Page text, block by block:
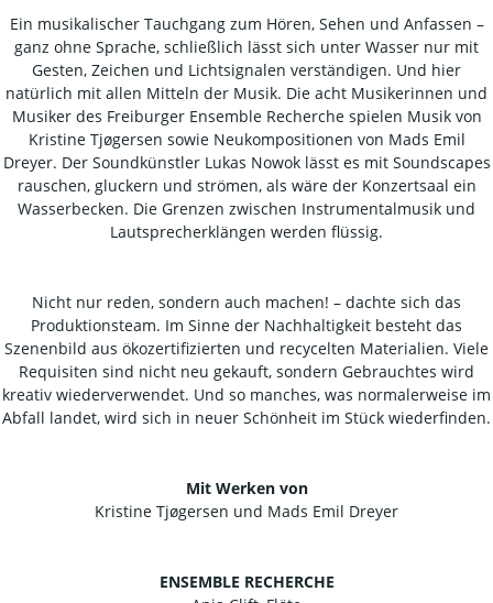
Ein musikalischer Tauchgang zum Hören, Sehen und Anfassen –
ganz ohne Sprache, schließlich lässt sich unter Wasser nur mit
Gesten, Zeichen und Lichtsignalen verständigen. Und hier
natürlich mit allen Mitteln der Musik. Die acht Musikerinnen und
Musiker des Freiburger Ensemble Recherche spielen Musik von
Kristine Tjøgersen sowie Neukompositionen von Mads Emil
Dreyer. Der Soundkünstler Lukas Nowok lässt es mit Soundscapes
rauschen, gluckern und strömen, als wäre der Konzertsaal ein
Wasserbecken. Die Grenzen zwischen Instrumentalmusik und
Lautsprecherklängen werden flüssig.
Nicht nur reden, sondern auch machen! – dachte sich das
Produktionsteam. Im Sinne der Nachhaltigkeit besteht das
Szenenbild aus ökozertifizierten und recycelten Materialien. Viele
Requisiten sind nicht neu gekauft, sondern Gebrauchtes wird
kreativ wiederverwendet. Und so manches, was normalerweise im
Abfall landet, wird sich in neuer Schönheit im Stück wiederfinden.
Mit Werken von
Kristine Tjøgersen und Mads Emil Dreyer
ENSEMBLE RECHERCHE